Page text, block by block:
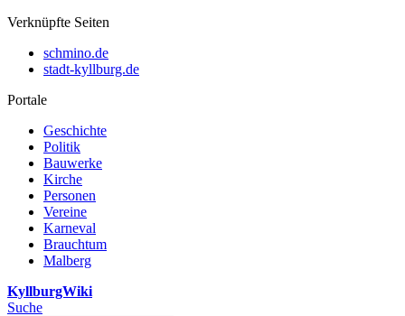
Verknüpfte Seiten
schmino.de
stadt-kyllburg.de
Portale
Geschichte
Politik
Bauwerke
Kirche
Personen
Vereine
Karneval
Brauchtum
Malberg
KyllburgWiki
Suche